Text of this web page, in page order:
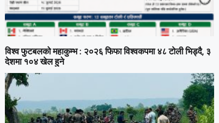
विश्व फुटबलको महाकुम्भ : २०२६ फिफा विश्वकपमा ४८ टोली भिड्दै, ३
देशमा १०४ खेल हुने